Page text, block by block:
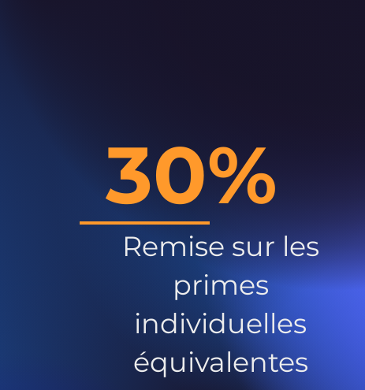
30%
Remise sur les
primes
individuelles
équivalentes